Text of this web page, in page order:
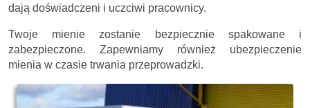
dają doświadczeni i uczciwi pracownicy.
Twoje mienie zostanie bezpiecznie spakowane i
zabezpieczone. Zapewniamy również ubezpieczenie
mienia w czasie trwania przeprowadzki.